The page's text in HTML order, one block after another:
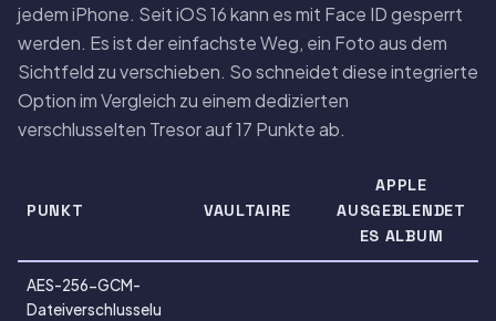
jedem iPhone. Seit iOS 16 kann es mit Face ID gesperrt
werden. Es ist der einfachste Weg, ein Foto aus dem
Sichtfeld zu verschieben. So schneidet diese integrierte
Option im Vergleich zu einem dedizierten
verschlusselten Tresor auf 17 Punkte ab.
PUNKT VAULTAIRE
APPLE
AUSGEBLENDET
ES ALBUM
AES-256-GCM-
Dateiverschlusselu